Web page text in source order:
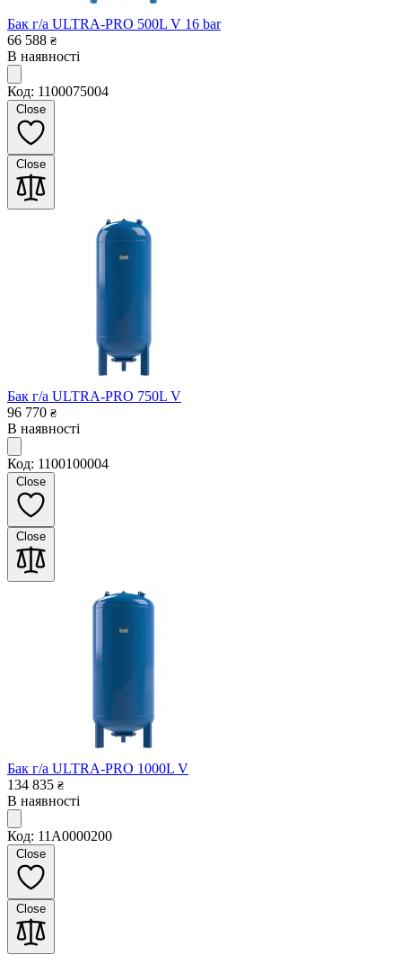
Бак г/а ULTRA-PRO 500L V 16 bar
66 588 ₴
В наявності
Код: 1100075004
Close
Close
Бак г/а ULTRA-PRO 750L V
96 770 ₴
В наявності
Код: 1100100004
Close
Close
Бак г/а ULTRA-PRO 1000L V
134 835 ₴
В наявності
Код: 11A0000200
Close
Close